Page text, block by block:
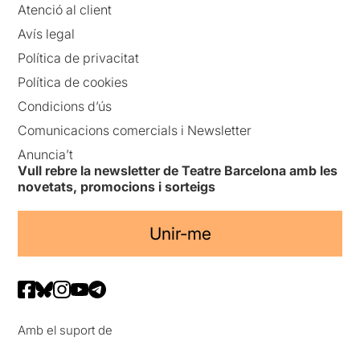
Atenció al client
Avís legal
Política de privacitat
Política de cookies
Condicions d’ús
Comunicacions comercials i Newsletter
Anuncia’t
Vull rebre la newsletter de Teatre Barcelona amb les
novetats, promocions i sorteigs
Unir-me
Amb el suport de